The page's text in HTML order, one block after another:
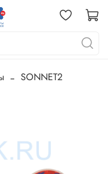
SONNET2